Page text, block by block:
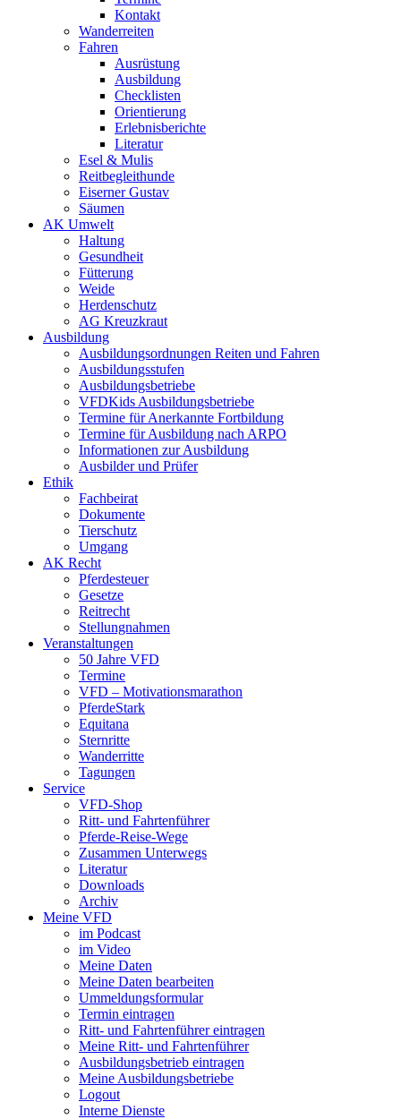
Kontakt
Wanderreiten
Fahren
Ausrüstung
Ausbildung
Checklisten
Orientierung
Erlebnisberichte
Literatur
Esel & Mulis
Reitbegleithunde
Eiserner Gustav
Säumen
AK Umwelt
Haltung
Gesundheit
Fütterung
Weide
Herdenschutz
AG Kreuzkraut
Ausbildung
Ausbildungsordnungen Reiten und Fahren
Ausbildungsstufen
Ausbildungsbetriebe
VFDKids Ausbildungsbetriebe
Termine für Anerkannte Fortbildung
Termine für Ausbildung nach ARPO
Informationen zur Ausbildung
Ausbilder und Prüfer
Ethik
Fachbeirat
Dokumente
Tierschutz
Umgang
AK Recht
Pferdesteuer
Gesetze
Reitrecht
Stellungnahmen
Veranstaltungen
50 Jahre VFD
Termine
VFD – Motivationsmarathon
PferdeStark
Equitana
Sternritte
Wanderritte
Tagungen
Service
VFD-Shop
Ritt- und Fahrtenführer
Pferde-Reise-Wege
Zusammen Unterwegs
Literatur
Downloads
Archiv
Meine VFD
im Podcast
im Video
Meine Daten
Meine Daten bearbeiten
Ummeldungsformular
Termin eintragen
Ritt- und Fahrtenführer eintragen
Meine Ritt- und Fahrtenführer
Ausbildungsbetrieb eintragen
Meine Ausbildungsbetriebe
Logout
Interne Dienste